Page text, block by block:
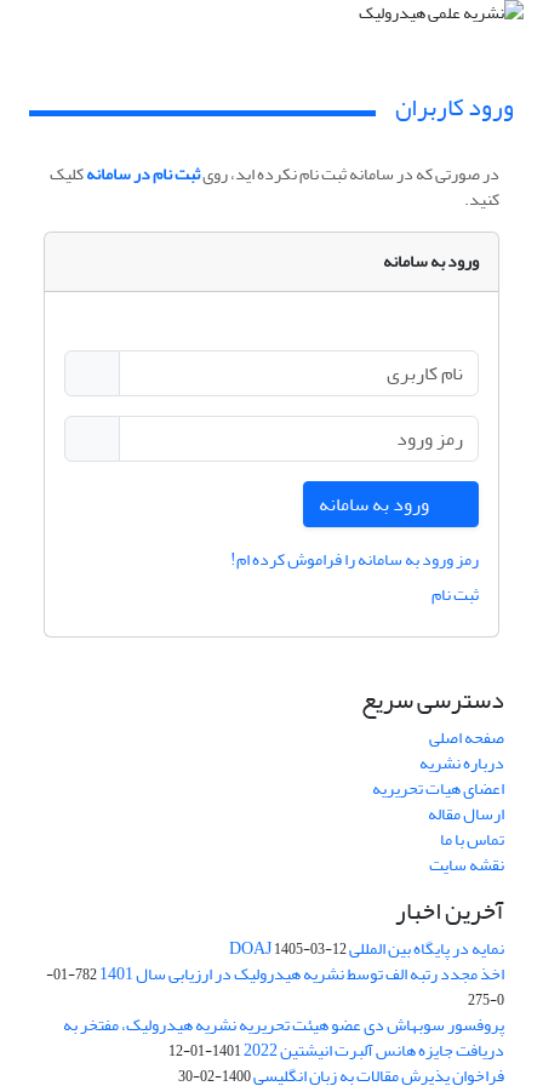
ورود کاربران
در صورتی که در سامانه ثبت نام نکرده اید، رویثبت نام در سامانهکلیک
کنید.
ورود به سامانه
ورود به سامانه
رمز ورود به سامانه را فراموش کرده ام!
ثبت نام
دسترسی سریع
صفحه اصلی
درباره نشریه
اعضای هیات تحریریه
ارسال مقاله
تماس با ما
نقشه سایت
آخرین اخبار
نمایه در پایگاه بین المللی DOAJ1405-03-12
اخذ مجدد رتبه الف توسط نشریه هیدرولیک در ارزیابی سال 1401
782-01-
0-275
پروفسور سوبهاش دی عضو هیئت تحریریه نشریه هیدرولیک، مفتخر به
دریافت جایزه هانس آلبرت انیشتین 2022 1401-01-12
فراخوان پذیرش مقالات به زبان انگلیسی1400-02-30